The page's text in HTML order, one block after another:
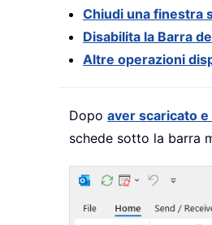
Chiudi una finestra
Disabilita la Barra
Altre operazioni
Dopo aver scaricato
schede sotto la barra